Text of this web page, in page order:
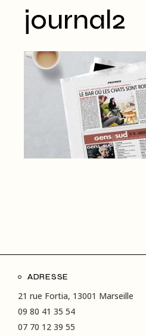
journal2
ADRESSE
21 rue Fortia, 13001 Marseille
09 80 41 35 54
07 70 12 39 55